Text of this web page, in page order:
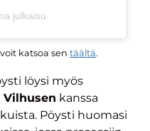
julkaisu
katsoa sen täältä.
löysi myös
Vilhusen kanssa
Pöysti huomasi